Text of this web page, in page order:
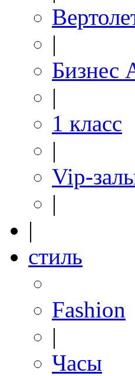
|
Бизнес
|
1 класс
|
Vip-
|
|
стиль
Fashion
|
Часы